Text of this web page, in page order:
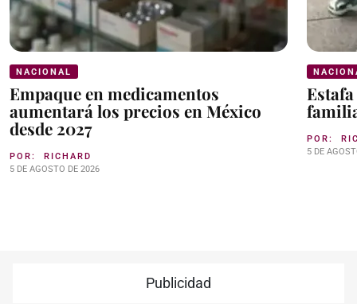
NACIONAL
Empaque en medicamentos
aumentará los precios en México
desde 2027
POR: RICHARD
5 DE AGOSTO DE 2026
POR:
5 DE
Publicidad